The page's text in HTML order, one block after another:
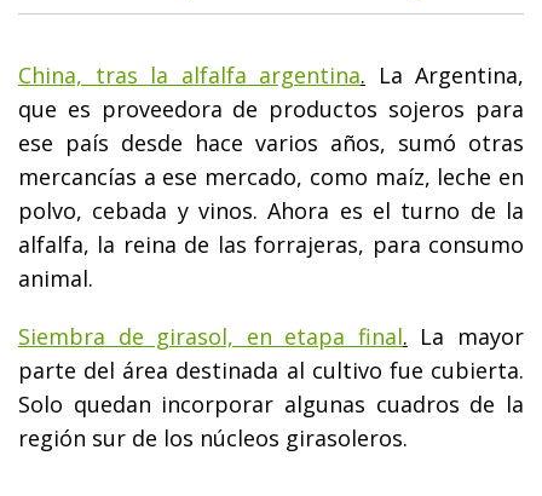
China, tras la alfalfa argentina. La Argentina,
que es proveedora de productos sojeros para
ese país desde hace varios años, sumó otras
mercancías a ese mercado, como maíz, leche en
polvo, cebada y vinos. Ahora es el turno de la
alfalfa, la reina de las forrajeras, para consumo
animal.
Siembra de girasol, en etapa final. La mayor
parte del área destinada al cultivo fue cubierta.
Solo quedan incorporar algunas cuadros de la
región sur de los núcleos girasoleros.